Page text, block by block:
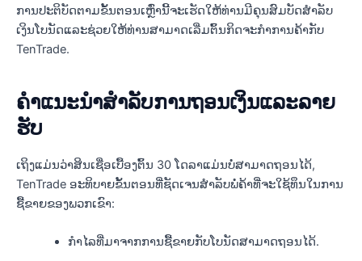
ການປະຕິບັດຕາມຂັ້ນຕອນເຫຼົ່ານີ້ຈະເຮັດໃຫ້ທ່ານມີຄຸນສົມບັດສໍາລັບ
ເງິນໂບນັດແລະຊ່ວຍໃຫ້ທ່ານສາມາດເລີ່ມຕົ້ນກິດຈະກໍາການຄ້າກັບ
TenTrade.
ຄໍາແນະນໍາສໍາລັບການຖອນເງິນແລະລາຍ
ຮັບ
ເຖິງແມ່ນວ່າສິນເຊື່ອເບື້ອງຕົ້ນ 30 ໂດລາແມ່ນບໍ່ສາມາດຖອນໄດ້,
TenTrade ອະທິບາຍຂັ້ນຕອນທີ່ຊັດເຈນສໍາລັບພໍ່ຄ້າທີ່ຈະໃຊ້ທຶນໃນການ
ຊື້ຂາຍຂອງພວກເຂົາ:
ກໍາໄລທີ່ມາຈາກການຊື້ຂາຍກັບໂບນັດສາມາດຖອນໄດ້.